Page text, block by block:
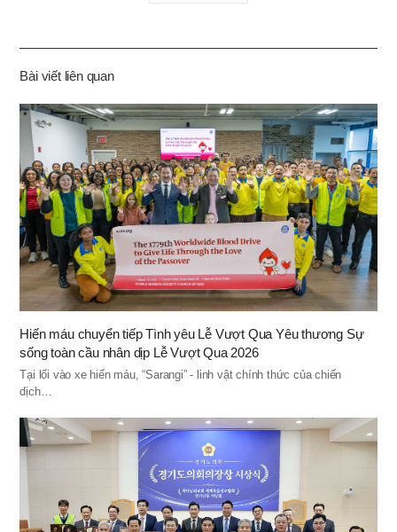
기
Bài viết liên quan
Hiến máu chuyển tiếp Tình yêu Lễ Vượt Qua Yêu thương Sự
sống toàn cầu nhân dịp Lễ Vượt Qua 2026
Tại lối vào xe hiến máu, “Sarangi” - linh vật chính thức của chiến
dịch…